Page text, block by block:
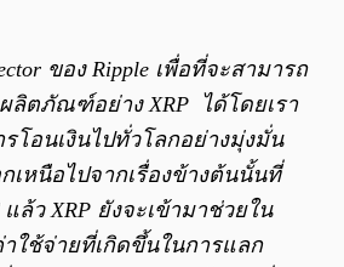
ของ Ripple เพื่อที่จะสามารถ
ลิตภัณฑ์อย่าง XRP ได้โดยเรา
โอนเงินไปทั่วโลกอย่างมุ่งมั่น
เหนือไปจากเรื่องข้างต้นนั้นที่
ล้ว XRP ยังจะเข้ามาช่วยใน
าใช้จ่ายที่เกิดขึ้นในการแลก